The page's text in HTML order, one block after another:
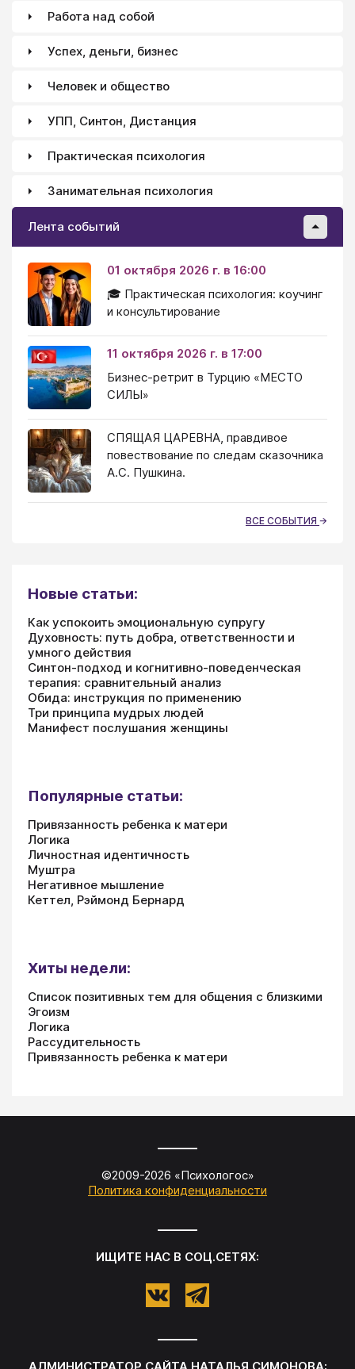
Работа над собой
Успех, деньги, бизнес
Человек и общество
УПП, Синтон, Дистанция
Практическая психология
Занимательная психология
Лента событий
01 октября 2026 г. в 16:00
🎓 Практическая психология: коучинг
и консультирование
11 октября 2026 г. в 17:00
Бизнес-ретрит в Турцию «МЕСТО
СИЛЫ»
СПЯЩАЯ ЦАРЕВНА, правдивое
повествование по следам сказочника
А.С. Пушкина.
ВСЕ СОБЫТИЯ
Новые статьи:
Как успокоить эмоциональную супругу
Духовность: путь добра, ответственности и
умного действия
Синтон-подход и когнитивно-поведенческая
терапия: сравнительный анализ
Обида: инструкция по применению
Три принципа мудрых людей
Манифест послушания женщины
Популярные статьи:
Привязанность ребенка к матери
Логика
Личностная идентичность
Муштра
Негативное мышление
Кеттел, Рэймонд Бернард
Хиты недели:
Список позитивных тем для общения с близкими
Эгоизм
Логика
Рассудительность
Привязанность ребенка к матери
©2009-2026 «Психологос»
Политика конфиденциальности
ИЩИТЕ НАС В СОЦ.СЕТЯХ: